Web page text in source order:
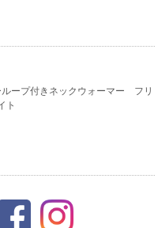
ループ付きネックウォーマー フリ
ト